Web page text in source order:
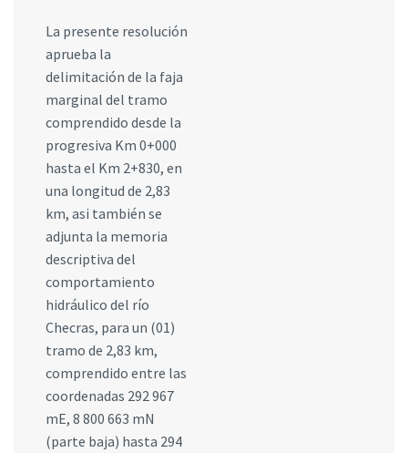
La presente resolución
aprueba la
delimitación de la faja
marginal del tramo
comprendido desde la
progresiva Km 0+000
hasta el Km 2+830, en
una longitud de 2,83
km, asi también se
adjunta la memoria
descriptiva del
comportamiento
hidráulico del río
Checras, para un (01)
tramo de 2,83 km,
comprendido entre las
coordenadas 292 967
mE, 8 800 663 mN
(parte baja) hasta 294